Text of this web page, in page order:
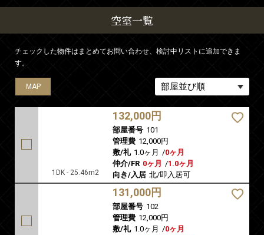
空室一覧
チェックした物件はまとめてお問い合わせ、検討中リストに追加できま
す。
MAP
1DK - 25.46m2
132,000円
部屋番号 101
管理費 12,000円
敷/礼 1.0ヶ月 /0ヶ月
仲介/FR 0ヶ月 /1.0ヶ月
向き/入居 北/即入居可
MAP
131,000円
部屋番号 102
管理費 12,000円
敷/礼 1.0ヶ月 /0ヶ月
MAP
MAP
MAP
MAP
MAP
MAP
MAP
MAP
MAP
MAP
MAP
MAP
MAP
MAP
MAP
MAP
MAP
MAP
MAP
MAP
MAP
MAP
MAP
MAP
MAP
MAP
MAP
MAP
MAP